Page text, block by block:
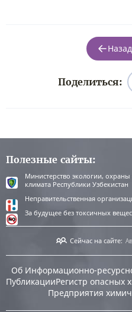
Поделиться:
Полезные сайты:
Министерство экологии,
климата Республики Узбекистан
Неправительственная
За будущее без токсичных
Сейчас на сайте:
Об Информационно-
ПубликацииРегистр опасных
Предприятия